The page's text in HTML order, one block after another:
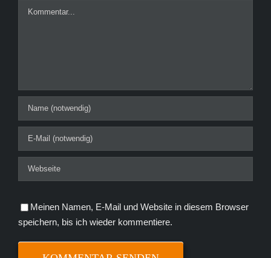
Kommentar
Meinen Namen, E-Mail und Website in diesem Browser
speichern, bis ich wieder kommentiere.